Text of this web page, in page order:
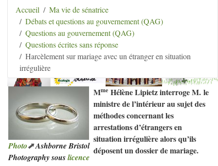
Aller au contenu Aller au menu
secondaire
| Aller à la recherche
Hélène Lipietz
Ancienne Sénatrice de Seine-et-Marne
Accueil
Ma vie de sénatrice
Débats et questions au gouvernement (QAG)
Questions au gouvernement (QAG)
Questions écrites sans réponse
Harcèlement sur mariage avec un étranger en situation
irrégulière
Photo
Ashborne Bristol
Photography souslicence
Mme Hélène Lipietz interroge M. le
ministre de l’intérieur au sujet des
méthodes concernant les
arrestations d’étrangers en
situation irrégulière alors qu’ils
déposent un dossier de mariage.